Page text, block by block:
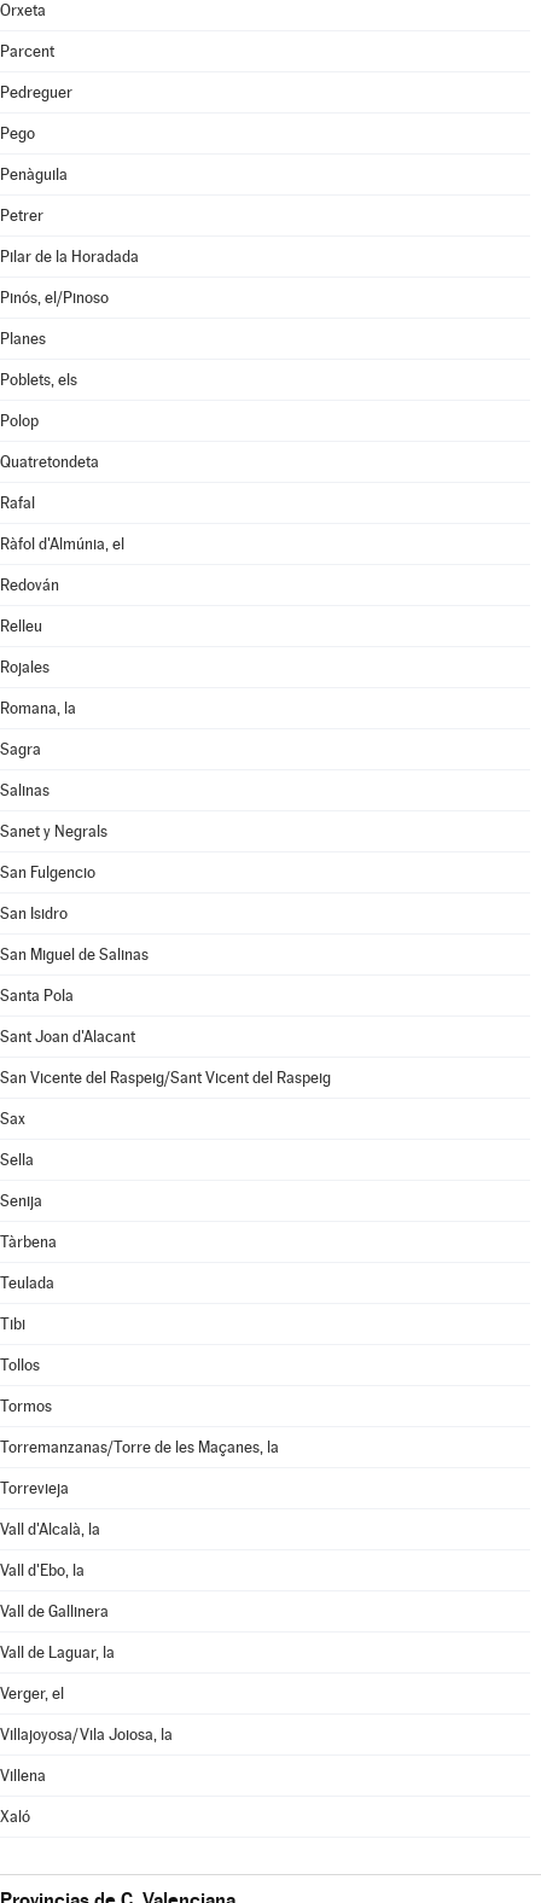
Orxeta
Parcent
Pedreguer
Pego
Penàguila
Petrer
Pilar de la Horadada
Pinós, el/Pinoso
Planes
Poblets, els
Polop
Quatretondeta
Rafal
Ràfol d'Almúnia, el
Redován
Relleu
Rojales
Romana, la
Sagra
Salinas
Sanet y Negrals
San Fulgencio
San Isidro
San Miguel de Salinas
Santa Pola
Sant Joan d'Alacant
San Vicente del Raspeig/Sant Vicent del Raspeig
Sax
Sella
Senija
Tàrbena
Teulada
Tibi
Tollos
Tormos
Torremanzanas/Torre de les Maçanes, la
Torrevieja
Vall d'Alcalà, la
Vall d'Ebo, la
Vall de Gallinera
Vall de Laguar, la
Verger, el
Villajoyosa/Vila Joiosa, la
Villena
Xaló